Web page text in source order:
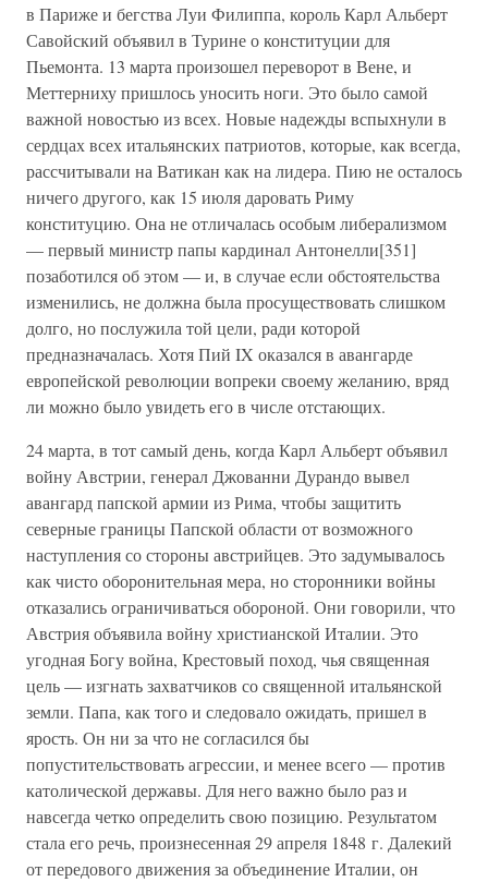
в Париже и бегства Луи Филиппа, король Карл Альберт
Савойский объявил в Турине о конституции для
Пьемонта. 13 марта произошел переворот в Вене, и
Меттерниху пришлось уносить ноги. Это было самой
важной новостью из всех. Новые надежды вспыхнули в
сердцах всех итальянских патриотов, которые, как всегда,
рассчитывали на Ватикан как на лидера. Пию не осталось
ничего другого, как 15 июля даровать Риму
конституцию. Она не отличалась особым либерализмом
— первый министр папы кардинал Антонелли[351]
позаботился об этом — и, в случае если обстоятельства
изменились, не должна была просуществовать слишком
долго, но послужила той цели, ради которой
предназначалась. Хотя Пий IX оказался в авангарде
европейской революции вопреки своему желанию, вряд
ли можно было увидеть его в числе отстающих.
24 марта, в тот самый день, когда Карл Альберт объявил
войну Австрии, генерал Джованни Дурандо вывел
авангард папской армии из Рима, чтобы защитить
северные границы Папской области от возможного
наступления со стороны австрийцев. Это задумывалось
как чисто оборонительная мера, но сторонники войны
отказались ограничиваться обороной. Они говорили, что
Австрия объявила войну христианской Италии. Это
угодная Богу война, Крестовый поход, чья священная
цель — изгнать захватчиков со священной итальянской
земли. Папа, как того и следовало ожидать, пришел в
ярость. Он ни за что не согласился бы
попустительствовать агрессии, и менее всего — против
католической державы. Для него важно было раз и
навсегда четко определить свою позицию. Результатом
стала его речь, произнесенная 29 апреля 1848 г. Далекий
от передового движения за объединение Италии, он